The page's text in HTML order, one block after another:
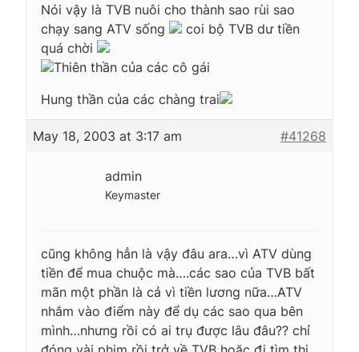
Nói vậy là TVB nuôi cho thành sao rùi sao
chạy sang ATV sống
coi bộ TVB dư tiền
quá chời
Thiên thần của các cô gái
Hung thần của các chàng trai
May 18, 2003 at 3:17 am #41268
admin
Keymaster
cũng không hẳn là vậy đâu ara…vì ATV dùng
tiền để mua chuộc mà….các sao của TVB bất
mãn một phần là cả vì tiền lương nữa…ATV
nhắm vào điểm này để dụ các sao qua bên
mình…nhưng rồi có ai trụ được lâu đâu?? chỉ